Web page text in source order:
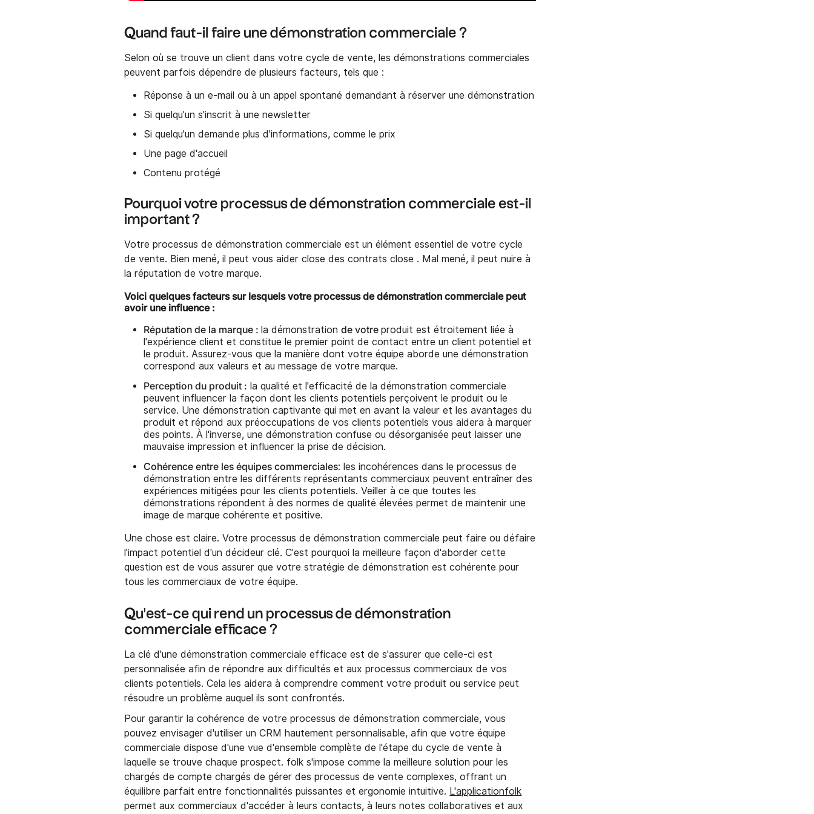
Quand faut-il faire une démonstration commerciale ?
Selon où se trouve un client dans votre cycle de vente, les démonstrations commerciales
peuvent parfois dépendre de plusieurs facteurs, tels que :
Réponse à un e-mail ou à un appel spontané demandant à réserver une démonstration
Si quelqu'un s'inscrit à une newsletter
Si quelqu'un demande plus d'informations, comme le prix
Une page d'accueil
Contenu protégé
Pourquoi votre processus de démonstration commerciale est-il
important ?
Votre processus de démonstration commerciale est un élément essentiel de votre cycle
de vente. Bien mené, il peut vous aider close des contrats close . Mal mené, il peut nuire à
la réputation de votre marque.
Voici quelques facteurs sur lesquels votre processus de démonstration commerciale peut
avoir une influence :
Réputation de la marque :la démonstrationde votreproduit est étroitement liée à
l'expérience client et constitue le premier point de contact entre un client potentiel et
le produit. Assurez-vous que la manière dont votre équipe aborde une démonstration
correspond aux valeurs et au message de votre marque.
Perception du produit : la qualité et l'efficacité de la démonstration commerciale
peuvent influencer la façon dont les clients potentiels perçoivent le produit ou le
service. Une démonstration captivante qui met en avant la valeur et les avantages du
produit et répond aux préoccupations de vos clients potentiels vous aidera à marquer
des points. À l'inverse, une démonstration confuse ou désorganisée peut laisser une
mauvaise impression et influencer la prise de décision.
Cohérence entre les équipes commerciales: les incohérences dans le processus de
démonstration entre les différents représentants commerciaux peuvent entraîner des
expériences mitigées pour les clients potentiels. Veiller à ce que toutes les
démonstrations répondent à des normes de qualité élevées permet de maintenir une
image de marque cohérente et positive.
Une chose est claire. Votre processus de démonstration commerciale peut faire ou défaire
l'impact potentiel d'un décideur clé. C'est pourquoi la meilleure façon d'aborder cette
question est de vous assurer que votre stratégie de démonstration est cohérente pour
tous les commerciaux de votre équipe.
Qu'est-ce qui rend un processus de démonstration
commerciale efficace ?
La clé d'une démonstration commerciale efficace est de s'assurer que celle-ci est
personnalisée afin de répondre aux difficultés et aux processus commerciaux de vos
clients potentiels. Cela les aidera à comprendre comment votre produit ou service peut
résoudre un problème auquel ils sont confrontés.
Pour garantir la cohérence de votre processus de démonstration commerciale, vous
pouvez envisager d'utiliser un CRM hautement personnalisable, afin que votre équipe
commerciale dispose d'une vue d'ensemble complète de l'étape du cycle de vente à
laquelle se trouve chaque prospect. folk s'impose comme la meilleure solution pour les
chargés de compte chargés de gérer des processus de vente complexes, offrant un
équilibre parfait entre fonctionnalités puissantes et ergonomie intuitive. L'applicationfolk
permet aux commerciaux d'accéder à leurs contacts, à leurs notes collaboratives et aux